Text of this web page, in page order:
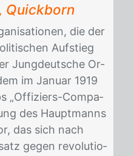
Quick­born
die der
Auf­stieg
Jung­deut­sche Or­
im Ja­nu­ar 1919
„Of­fi­ziers-Com­pa­
des Haupt­manns
das sich nach
ge­gen re­vo­lu­tio­